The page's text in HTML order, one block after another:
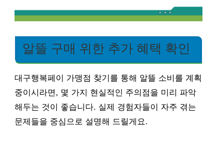
알뜰 구매 위한 추가 혜택 확인
대구행복페이 가맹점 찾기를 통해 알뜰 소비를 계획
중이시라면, 몇 가지 현실적인 주의점을 미리 파악
해두는 것이 좋습니다. 실제 경험자들이 자주 겪는
문제들을 중심으로 설명해 드릴게요.